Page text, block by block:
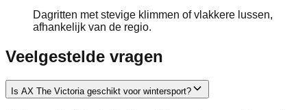
Dagritten met stevige klimmen of vlakkere lussen,
afhankelijk van de regio.
Veelgestelde vragen
Is AX The Victoria geschikt voor wintersport?